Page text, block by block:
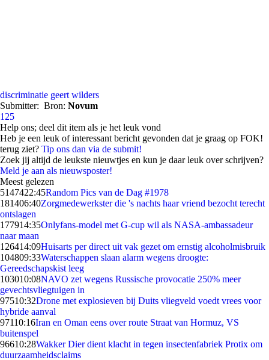
discriminatie geert wilders
Submitter: Bron: Novum
125
Help ons; deel dit item als je het leuk vond
Heb je een leuk of interessant bericht gevonden dat je graag op FOK!
terug ziet? Tip ons dan via de submit!
Zoek jij altijd de leukste nieuwtjes en kun je daar leuk over schrijven?
Meld je aan als nieuwsposter!
Meest gelezen
5147422:45Random Pics van de Dag #1978
181406:40Zorgmedewerkster die 's nachts haar vriend bezocht terecht
ontslagen
177914:35Onlyfans-model met G-cup wil als NASA-ambassadeur
naar maan
126414:09Huisarts per direct uit vak gezet om ernstig alcoholmisbruik
104809:33Waterschappen slaan alarm wegens droogte:
Gereedschapskist leeg
103010:08NAVO zet wegens Russische provocatie 250% meer
gevechtsvliegtuigen in
97510:32Drone met explosieven bij Duits vliegveld voedt vrees voor
hybride aanval
97110:16Iran en Oman eens over route Straat van Hormuz, VS
buitenspel
96610:28Wakker Dier dient klacht in tegen insectenfabriek Protix om
duurzaamheidsclaims